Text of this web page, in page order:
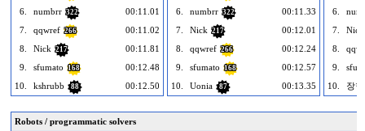
6.
numbrr 322
00:11.01
7.
qqwref 266
00:11.02
8.
Nick 217
00:11.81
9.
sfumato 168
00:12.48
10.
kshrubb 88 00:12.50
6.
numbrr 322
00:11.33
7.
Nick 217
00:12.01
8.
qqwref 266
00:12.24
9.
sfumato 168
00:12.57
10.
Uonia 87 00:13.35
6.
7.
Nick
8.
9.
10.
장
Robots / programmatic solvers